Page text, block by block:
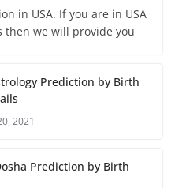
in USA. If you are in USA
then we will provide you
Prediction by Birth
2021
Prediction by Birth